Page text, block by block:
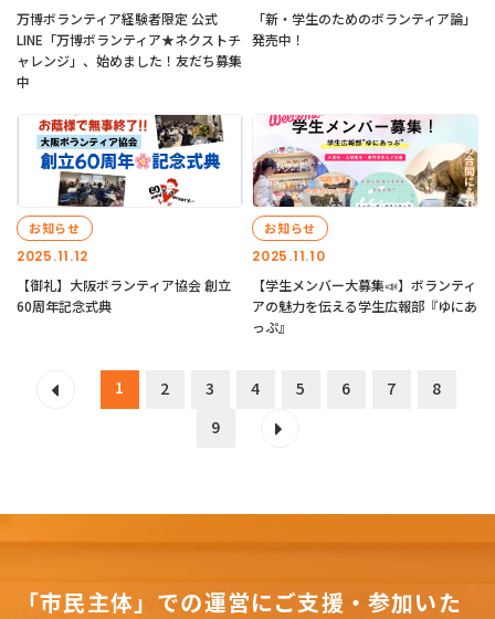
万博ボランティア経験者限定 公式
LINE「万博ボランティア★ネクストチ
ャレンジ」、始めました！友だち募集
中
「新・学生のためのボランティア論」
発売中！
2025.11.12
お知らせ
【御礼】大阪ボランティア協会 創立
60周年記念式典
2025.11.10
お知らせ
【学生メンバー大募集📣】ボランティ
アの魅力を伝える学生広報部『ゆにあ
っぷ』
1 2 3 4 5 6 7
8
9
「市民主体」での運営にご支援・参加いた